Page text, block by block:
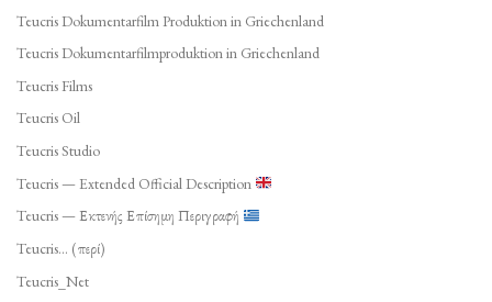
Teucris Dokumentarfilm Produktion in Griechenland
Teucris Dokumentarfilmproduktion in Griechenland
Teucris Films
Teucris Oil
Teucris Studio
Teucris — Extended Official Description
Teucris — Εκτενής Επίσημη Περιγραφή
Teucris… (περί)
Teucris_Net